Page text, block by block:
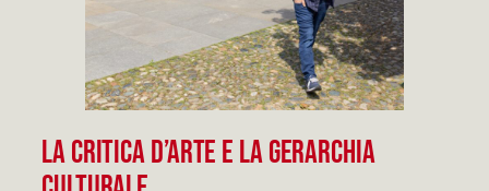
LA CRITICA D’ARTE E LA GERARCHIA